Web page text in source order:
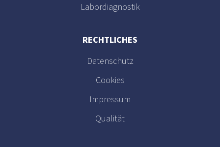
Labordiagnostik
RECHTLICHES
Datenschutz
Cookies
Impressum
Qualität